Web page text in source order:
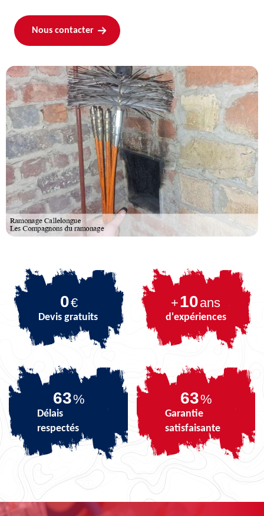
Nous contacter
0€
Devis gratuits
+10ans
d'expériences
79%
Délais
respectés
79%
Garantie
satisfaisante